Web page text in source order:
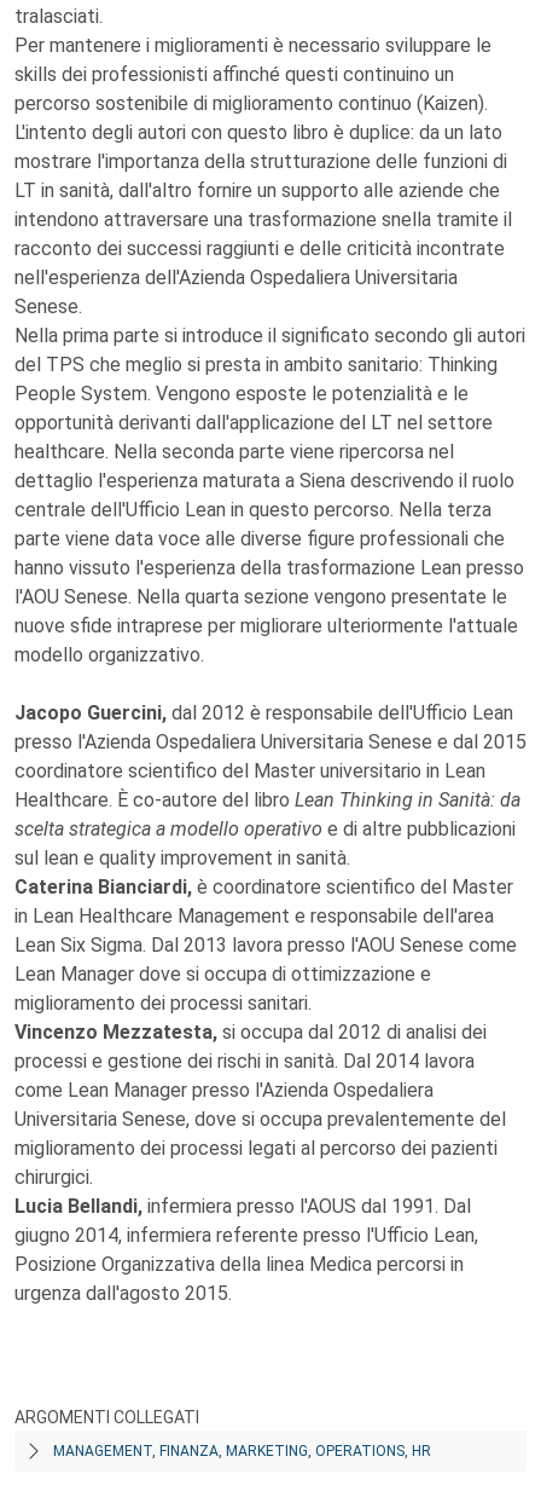
tralasciati.
Per mantenere i miglioramenti è necessario sviluppare le
skills dei professionisti affinché questi continuino un
percorso sostenibile di miglioramento continuo (Kaizen).
L'intento degli autori con questo libro è duplice: da un lato
mostrare l'importanza della strutturazione delle funzioni di
LT in sanità, dall'altro fornire un supporto alle aziende che
intendono attraversare una trasformazione snella tramite il
racconto dei successi raggiunti e delle criticità incontrate
nell'esperienza dell'Azienda Ospedaliera Universitaria
Senese.
Nella prima parte si introduce il significato secondo gli autori
del TPS che meglio si presta in ambito sanitario: Thinking
People System. Vengono esposte le potenzialità e le
opportunità derivanti dall'applicazione del LT nel settore
healthcare. Nella seconda parte viene ripercorsa nel
dettaglio l'esperienza maturata a Siena descrivendo il ruolo
centrale dell'Ufficio Lean in questo percorso. Nella terza
parte viene data voce alle diverse figure professionali che
hanno vissuto l'esperienza della trasformazione Lean presso
l'AOU Senese. Nella quarta sezione vengono presentate le
nuove sfide intraprese per migliorare ulteriormente l'attuale
modello organizzativo.
Jacopo Guercini, dal 2012 è responsabile dell'Ufficio Lean
presso l'Azienda Ospedaliera Universitaria Senese e dal 2015
coordinatore scientifico del Master universitario in Lean
Healthcare. È co-autore del libro Lean Thinking in Sanità: da
scelta strategica a modello operativo e di altre pubblicazioni
sul lean e quality improvement in sanità.
Caterina Bianciardi, è coordinatore scientifico del Master
in Lean Healthcare Management e responsabile dell'area
Lean Six Sigma. Dal 2013 lavora presso l'AOU Senese come
Lean Manager dove si occupa di ottimizzazione e
miglioramento dei processi sanitari.
Vincenzo Mezzatesta, si occupa dal 2012 di analisi dei
processi e gestione dei rischi in sanità. Dal 2014 lavora
come Lean Manager presso l'Azienda Ospedaliera
Universitaria Senese, dove si occupa prevalentemente del
miglioramento dei processi legati al percorso dei pazienti
chirurgici.
Lucia Bellandi, infermiera presso l'AOUS dal 1991. Dal
giugno 2014, infermiera referente presso l'Ufficio Lean,
Posizione Organizzativa della linea Medica percorsi in
urgenza dall'agosto 2015.
ARGOMENTI COLLEGATI
MANAGEMENT, FINANZA, MARKETING, OPERATIONS, HR